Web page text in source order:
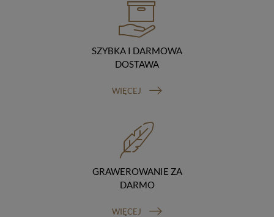
Polski/UE/Europejskiego Obszaru Gospodarczego.
Okres przechowywania danych
Twoje dane przechowujemy do czasu posiadania
udzielonej przez Ciebie zgody.
otrzymania ich kopii, prawo do sprostowania
(poprawiania) swoich danych, prawo do usunięcia
abyśmy przetwarzali Twoje dane, możesz zażądać,
abyśmy je usunęli), prawo do ograniczenia
przetwarzania danych (możesz zażądać, abyśmy
ograniczyli przetwarzanie Twoich danych osobowych
wyłącznie do ich przechowywania lub wykonywania
mamy nieprawidłowe dane na Twój temat lub
sprzeciwu wobec przetwarzania danych, prawo do
SZYBKA I DARMOWA
DOSTAWA
WIĘCEJ
GRAWEROWANIE ZA
DARMO
WIĘCEJ